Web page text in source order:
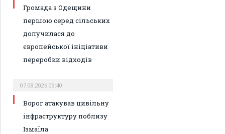
Громада з Одещини
першою серед сільських
долучилася до
європейської ініціативи
переробки відходів
07.08.2026 09:40
Ворог атакував цивільну
інфраструктуру поблизу
Ізмаїла